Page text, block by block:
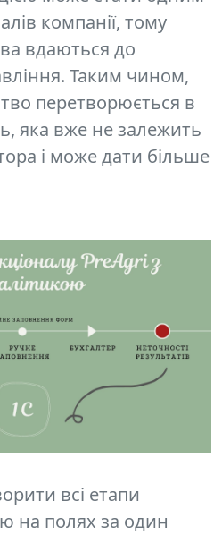
компанії, тому
вдаються до
Таким чином,
перетворюється в
яка вже не залежить
і може дати більше
всі етапи
на полях за один